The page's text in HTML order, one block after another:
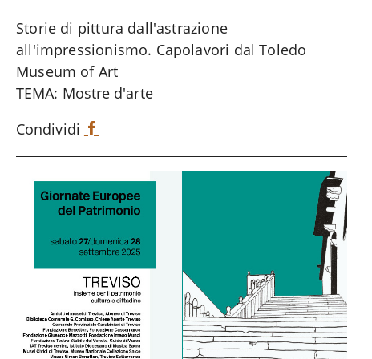
Storie di pittura dall'astrazione
all'impressionismo. Capolavori dal Toledo
Museum of Art
TEMA: Mostre d'arte
Condividi
e
b
o
o
k